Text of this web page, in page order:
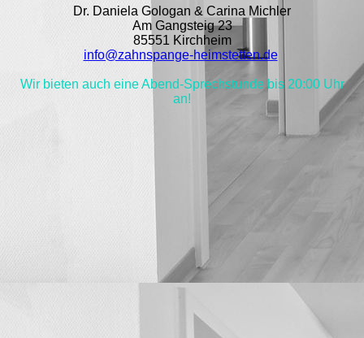
Dr. Daniela Gologan & Carina Michler
Am Gangsteig 23
85551 Kirchheim
info@zahnspange-heimstetten.de
Wir bieten auch eine Abend-Sprechstunde bis 20:00 Uhr
an!